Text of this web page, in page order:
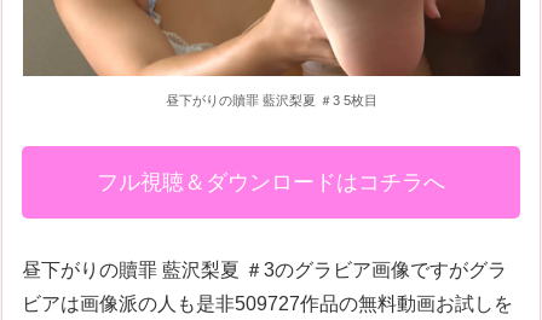
昼下がりの贖罪 藍沢梨夏 ＃3 5枚目
フル視聴＆ダウンロードはコチラへ
昼下がりの贖罪 藍沢梨夏 ＃3のグラビア画像ですがグラ
ビアは画像派の人も是非509727作品の無料動画お試しを